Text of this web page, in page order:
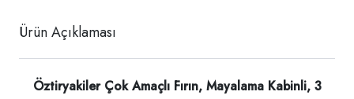
Ürün Açıklaması
Öztiryakiler Çok Amaçlı Fırın, Mayalama Kabinli, 3